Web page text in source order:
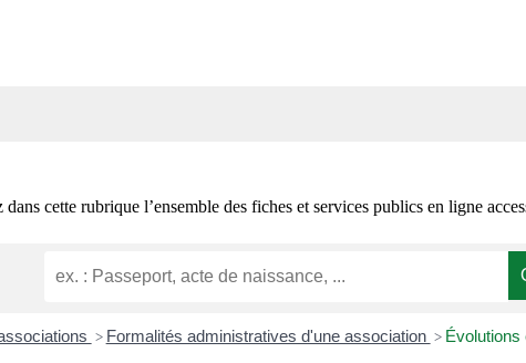
dans cette rubrique l’ensemble des fiches et services publics en ligne
> Formalités administratives d'une association > Évolutions